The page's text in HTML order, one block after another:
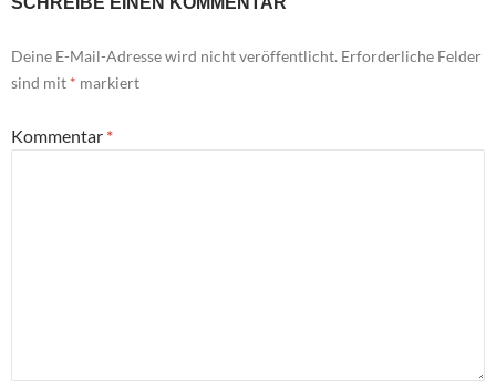
Deine E-Mail-Adresse wird nicht veröffentlicht. Erforderliche Felder
sind mit * markiert
Kommentar *